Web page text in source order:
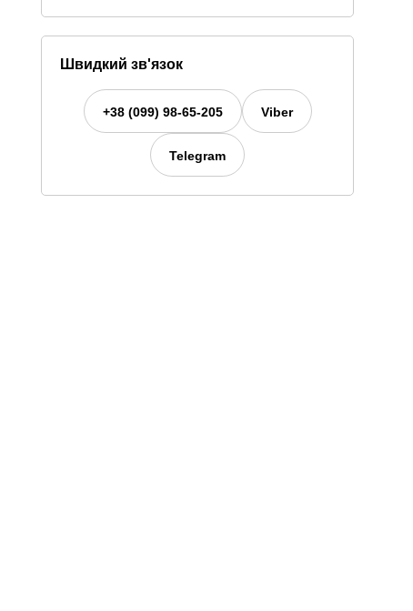
Швидкий зв'язок
+38 (099) 98-65-205 Viber
Telegram